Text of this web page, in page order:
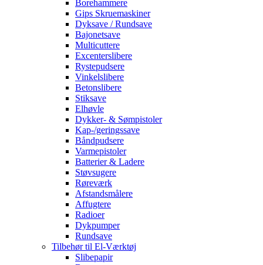
Borehammere
Gips Skruemaskiner
Dyksave / Rundsave
Bajonetsave
Multicuttere
Excenterslibere
Rystepudsere
Vinkelslibere
Betonslibere
Stiksave
Elhøvle
Dykker- & Sømpistoler
Kap-/geringssave
Båndpudsere
Varmepistoler
Batterier & Ladere
Støvsugere
Røreværk
Afstandsmålere
Affugtere
Radioer
Dykpumper
Rundsave
Tilbehør til El-Værktøj
Slibepapir